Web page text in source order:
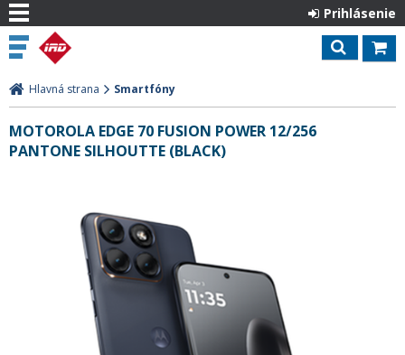
Prihlásenie
Hlavná strana Smartfóny
MOTOROLA EDGE 70 FUSION POWER 12/256
PANTONE SILHOUTTE (BLACK)